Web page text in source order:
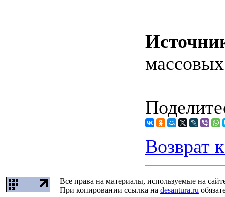
Возврат
Все права на материалы, используемые на
При копировании ссылка на desantura.ru